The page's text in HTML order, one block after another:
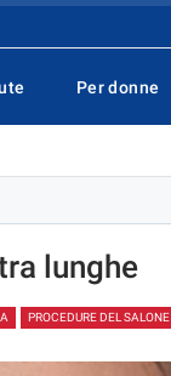
Per donne
lunghe
PROCEDURE DEL SALONE